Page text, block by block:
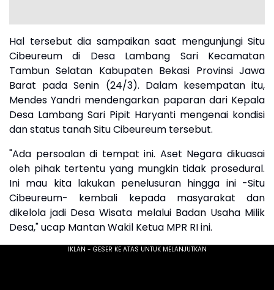
Hal tersebut dia sampaikan saat mengunjungi Situ
Cibeureum di Desa Lambang Sari Kecamatan
Tambun Selatan Kabupaten Bekasi Provinsi Jawa
Barat pada Senin (24/3). Dalam kesempatan itu,
Mendes Yandri mendengarkan paparan dari Kepala
Desa Lambang Sari Pipit Haryanti mengenai kondisi
dan status tanah Situ Cibeureum tersebut.
"Ada persoalan di tempat ini. Aset Negara dikuasai
oleh pihak tertentu yang mungkin tidak prosedural.
Ini mau kita lakukan penelusuran hingga ini -Situ
Cibeureum- kembali kepada masyarakat dan
dikelola jadi Desa Wisata melalui Badan Usaha Milik
Desa," ucap Mantan Wakil Ketua MPR RI ini.